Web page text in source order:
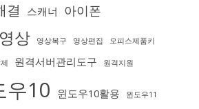
결 스캐너 아이폰
영상 영상복구 영상편집 오피스제품키
원격서버관리도구 원격지원
우10 윈도우10활용 윈도우11